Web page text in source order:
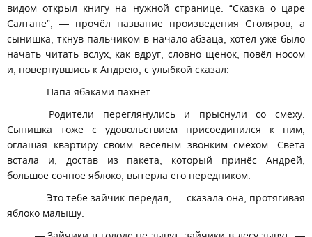
видом открыл книгу на нужной странице. “Сказка о царе
Салтане”, — прочёл название произведения Столяров, а
сынишка, ткнув пальчиком в начало абзаца, хотел уже было
начать читать вслух, как вдруг, словно щенок, повёл носом
и, повернувшись к Андрею, с улыбкой сказал:
— Папа ябаками пахнет.
Родители переглянулись и прыснули со смеху.
Сынишка тоже с удовольствием присоединился к ним,
оглашая квартиру своим весёлым звонким смехом. Света
встала и, достав из пакета, который принёс Андрей,
большое сочное яблоко, вытерла его передником.
— Это тебе зайчик передал, — сказала она, протягивая
яблоко малышу.